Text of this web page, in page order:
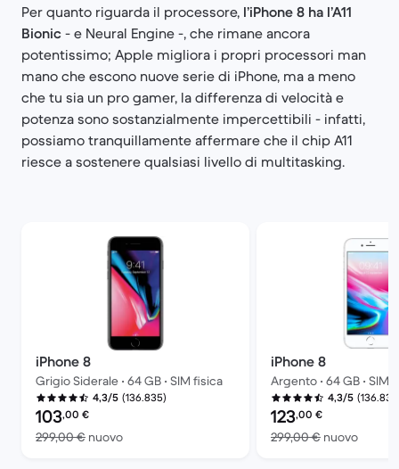
Per quanto riguarda il processore, l’iPhone 8 ha l’A11
Bionic - e Neural Engine -, che rimane ancora
potentissimo; Apple migliora i propri processori man
mano che escono nuove serie di iPhone, ma a meno
che tu sia un pro gamer, la differenza di velocità e
potenza sono sostanzialmente impercettibili - infatti,
possiamo tranquillamente affermare che il chip A11
riesce a sostenere qualsiasi livello di multitasking.
iPhone 8
Grigio Siderale • 64 GB • SIM fisica
4,3/5 (136.835)
Prezzo del ricondizionato:
103,00 €
299,00 € nuovoRispetto a 299,00 € del nuovo
iPhone 8
Argento • 64 GB • SIM
4,3/5
Prezzo del
123,00 €
299,00 € nuovo